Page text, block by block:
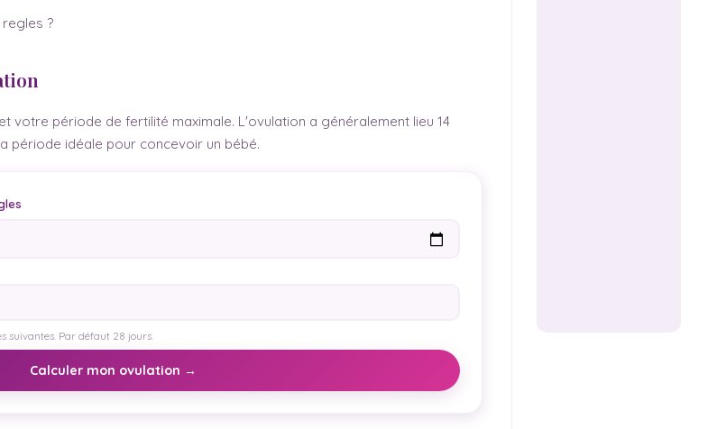
?
votre période de fertilité maximale. L'ovulation a généralement lieu 14
période idéale pour concevoir un bébé.
suivantes. Par défaut 28 jours.
Calculer mon ovulation →